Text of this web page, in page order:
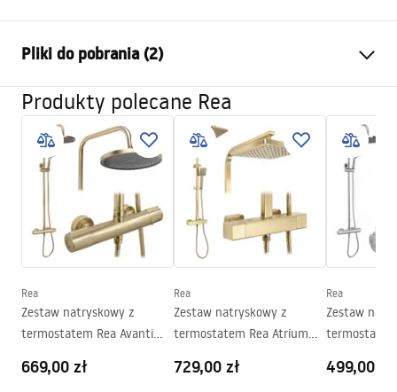
Kolor
Typ kabiny
Walk-in
Szkło
Szare 8mm
Seria
Flexi
Montaż
Na brodziku lub posadzce
Wysokość (mm)
1950
Strona
Obustronna
Gwarancja
24 miesiące
Powłoka Easy Clean
Tak, po wewnętrznej stronie
szyby
Pliki do pobrania (2)
Informacje o bezpieczeństwie
WARUNKI BEZPIECZENSTWA KABINY DRZWI
PARAWANY.pdf
Instrukcja montażu
Instrukcja_monta__u___cianki_Flexi.pdf
Produkty polecane Rea
Rea
Zestaw natryskowy z
termostatem Rea Avanti
669,00 zł
Rea
Zestaw natryskowy z
termostatem Rea Atrium
729,00 zł
Rea
Zestaw
499,00 zł